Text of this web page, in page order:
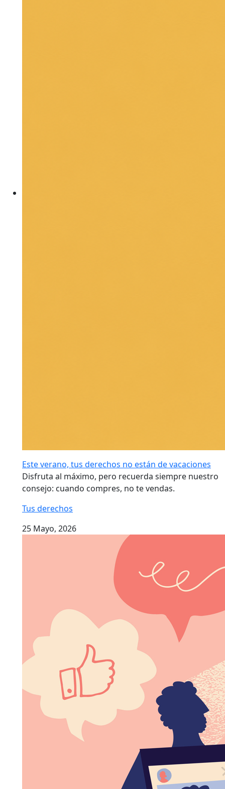
Este verano, tus derechos no están de vacaciones
Disfruta al máximo, pero recuerda siempre nuestro
consejo: cuando compres, no te vendas.
Tus derechos
25 Mayo, 2026